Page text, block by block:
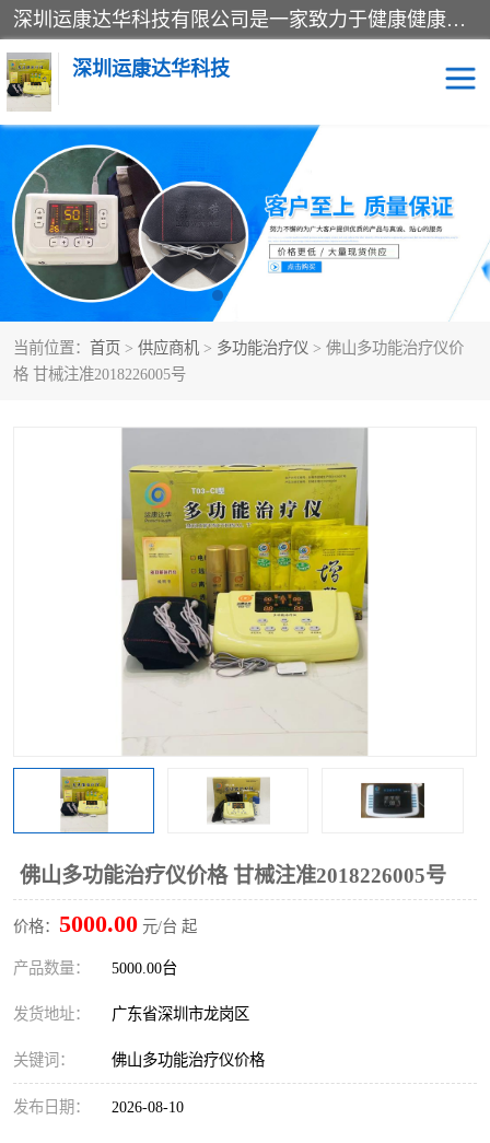
深圳运康达华科技有限公司是一家致力于健康健康产业的现代化企业，已经走过了15个春秋，开创了中医外用发展的新未来，是专业从事中医医疗仪器的研发、生产、销售、服务为一体的子公司，在医疗器械的设计、开发和生产方面率先引进国际先进技术和好的科技人员，先后开发出了场效应治疗仪、多功能治疗仪、颈椎治疗仪、腰椎治疗仪、增效垫等多个系列。
深圳运康达华科技
当前位置： 首页 > 供应商机 > 多功能治疗仪 > 佛山多功能治疗仪价
格 甘械注准2018226005号
佛山多功能治疗仪价格 甘械注准2018226005号
价格： 5000.00 元/台 起
产品数量： 5000.00台
发货地址： 广东省深圳市龙岗区
关键词： 佛山多功能治疗仪价格
发布日期： 2026-08-10
多功能治疗仪 中药提速
中低频治疗仪 脉冲治疗仪
**腺治疗仪